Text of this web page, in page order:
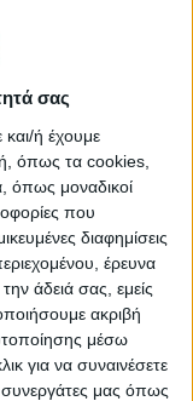
σας
και/ή έχουμε
όπως τα cookies,
όπως μοναδικοί
που
διαφημίσεις
έρευνα
άδειά σας, εμείς
ακριβή
μέσω
για να συναινέσετε
μας όπως
στη χώρα μας